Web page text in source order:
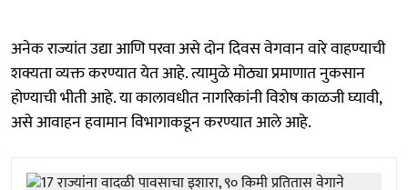
अनेक राज्यांत उद्या आणि परवा असे दोन दिवस वेगवान वारे वाहण्याची
शक्यता व्यक्त करण्यात येत आहे. त्यामुळे मोठ्या प्रमाणात नुकसान
होण्याची भीती आहे. या कालावधीत नागरिकांनी विशेष काळजी घ्यावी,
असे आवाहन हवामान विभागाकडून करण्यात आले आहे.